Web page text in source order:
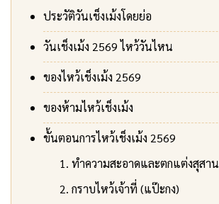
ประวัติวันเช็งเม้งโดยย่อ
วันเช็งเม้ง 2569 ไหว้วันไหน
ของไหว้เช็งเม้ง 2569
ของห้ามไหว้เช็งเม้ง
ขั้นตอนการไหว้เช็งเม้ง 2569
ทำความสะอาดและตกแต่งสุสาน
กราบไหว้เจ้าที่ (แป๊ะกง)